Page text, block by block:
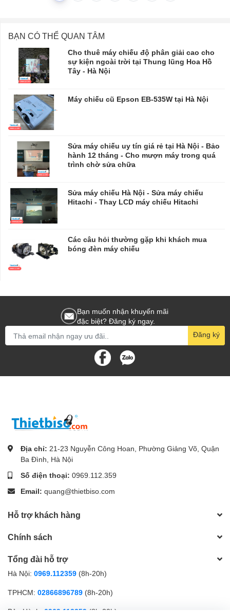
BẠN CÓ THỂ QUAN TÂM
Cho thuê máy chiếu độ phân giải cao cho
sự kiện ngoài trời tại Thung lũng Hoa Hồ
Tây - Hà Nội
Máy chiếu cũ Epson EB-535W tại Hà Nội
Sửa máy chiếu uy tín giá rẻ tại Hà Nội - Bảo
hành 12 tháng - Cho mượn máy trong quá
trình chờ sửa chữa
​​​​​​​Sửa máy chiếu Hà Nội - Sửa máy chiếu
Hitachi - Thay LCD máy chiếu Hitachi
Các câu hỏi thường gặp khi khách mua
bóng đèn máy chiếu
Bạn muốn nhận khuyến mãi
đặc biệt? Đăng ký ngay.
Đăng ký
Địa chỉ: 21-23 Nguyễn Công Hoan, Phường Giảng Võ, Quận
Ba Đình, Hà Nội
Số điện thoại: 0969.112.359
Email: quang@thietbiso.com
Hỗ trợ khách hàng
Chính sách
Tổng đài hỗ trợ
Hà Nội: 0969.112359 (8h-20h)
TPHCM: 02866896789 (8h-20h)